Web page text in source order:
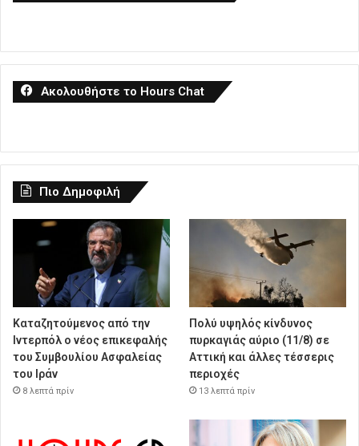
Ακολουθήστε το Hours Chat
Πιο Δημοφιλή
Καταζητούμενος από την
Ιντερπόλ ο νέος επικεφαλής
του Συμβουλίου Ασφαλείας
του Ιράν
8 λεπτά πρίν
Πολύ υψηλός κίνδυνος
πυρκαγιάς αύριο (11/8) σε
Αττική και άλλες τέσσερις
περιοχές
13 λεπτά πρίν